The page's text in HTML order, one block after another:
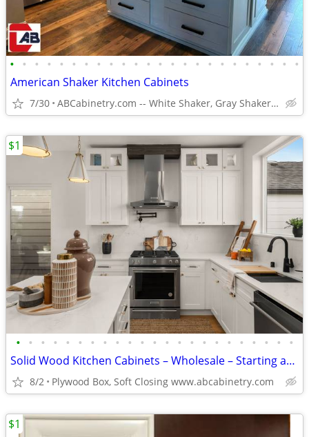
• • • • • • • • • • • • • • • • • • • • • • • •
American Shaker Kitchen Cabinets
7/30 ABCabinetry.com -- White Shaker, Gray Shaker, Raised Panel
• • • • • • • • • • • • • • • • • • • • • • •
Solid Wood Kitchen Cabinets – Wholesale – Starting at $96
8/2 Plywood Box, Soft Closing www.abcabinetry.com
$1
$1